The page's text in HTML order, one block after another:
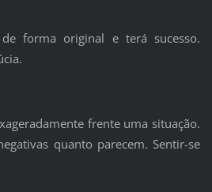
forma original e terá sucesso.
frente uma situação.
quanto parecem. Sentir-se